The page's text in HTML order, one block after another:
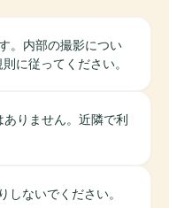
。内部の撮影につい
に従ってください。
りません。近隣で利
しないでください。